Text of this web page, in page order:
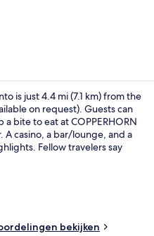
is just 4.4 mi (7.1 km) from the
on request). Guests can
bite to eat at COPPERHORN
A casino, a bar/lounge, and a
Fellow travelers say
bekijken